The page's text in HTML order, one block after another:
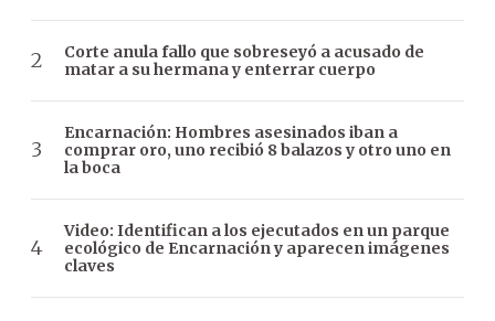
Corte anula fallo que sobreseyó a acusado de
matar a su hermana y enterrar cuerpo
Encarnación: Hombres asesinados iban a
comprar oro, uno recibió 8 balazos y otro uno en
la boca
Video: Identifican a los ejecutados en un parque
ecológico de Encarnación y aparecen imágenes
claves